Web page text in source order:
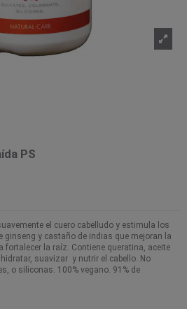
PS
el cuero cabelludo y estimula los
y castaño de indias que mejoran la
fortalecer la raíz. Contiene queratina, aceite
suavizar y nutrir el cabello. No
o siliconas. 100% vegano. 91% de